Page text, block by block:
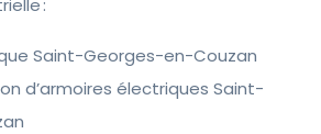
:
Saint-Georges-en-Couzan
d’armoires électriques Saint-